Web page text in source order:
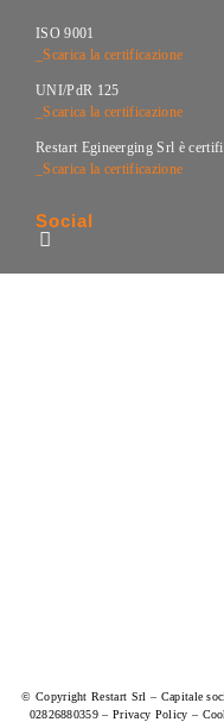
ISO 9001
_Scarica la certificazione
UNI/PdR 125
_Scarica la certificazione
Restart Egineerging Srl è
_Scarica la certificazione
Social
© Copyright Restart Srl – Capitale
02826880359 –Privacy Policy –